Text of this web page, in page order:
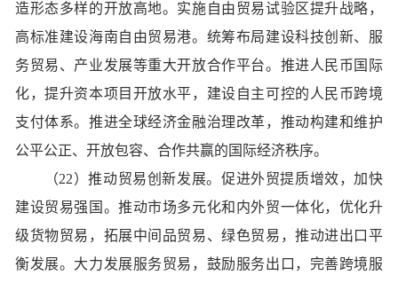
造形态多样的开放高地。实施自由贸易试验区提升战略，
高标准建设海南自由贸易港。统筹布局建设科技创新、服
务贸易、产业发展等重大开放合作平台。推进人民币国际
化，提升资本项目开放水平，建设自主可控的人民币跨境
支付体系。推进全球经济金融治理改革，推动构建和维护
公平公正、开放包容、合作共赢的国际经济秩序。
（22）推动贸易创新发展。促进外贸提质增效，加快
建设贸易强国。推动市场多元化和内外贸一体化，优化升
级货物贸易，拓展中间品贸易、绿色贸易，推动进出口平
衡发展。大力发展服务贸易，鼓励服务出口，完善跨境服